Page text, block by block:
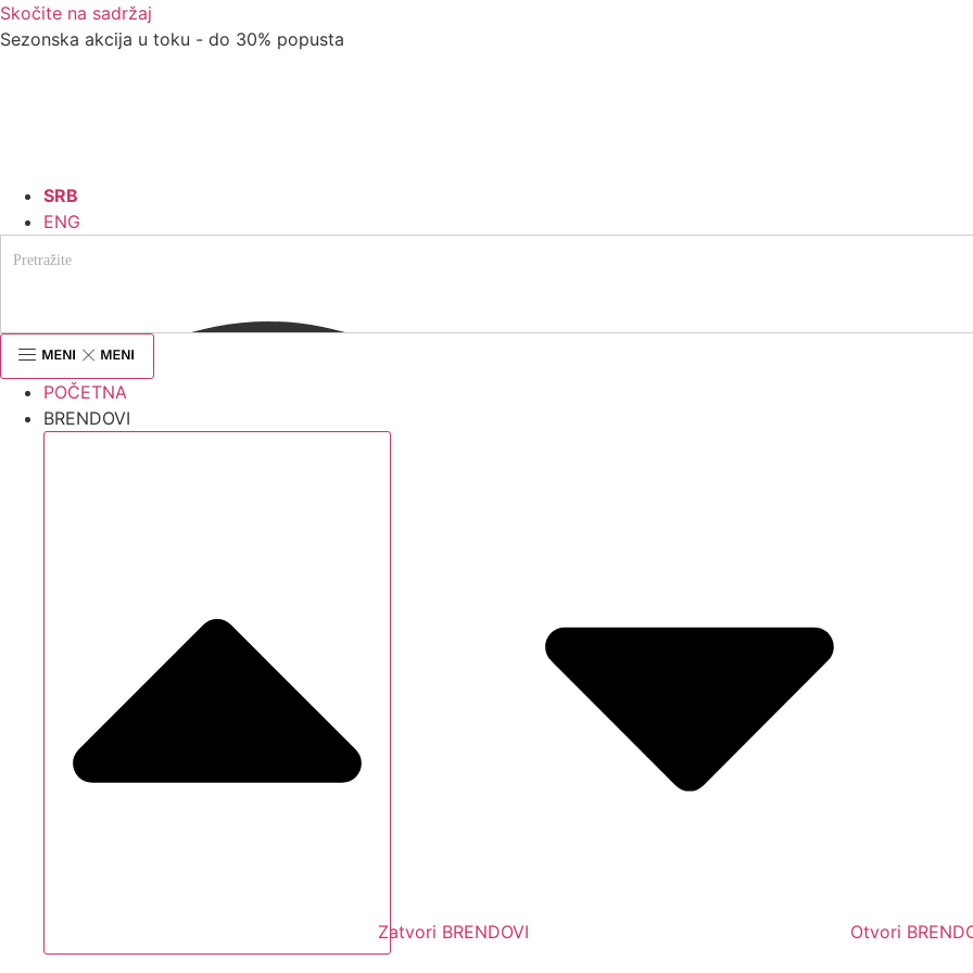
Skočite na sadržaj
Sezonska akcija u toku - do 30% popusta
SRB
ENG
POČETNA
BRENDOVI
Zatvori BRENDOVI Otvori